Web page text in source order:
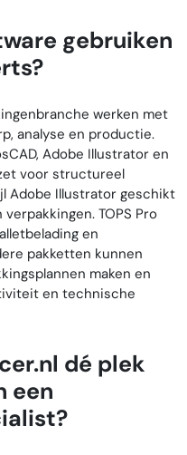
gebruiken
werken met
analyse en productie.
Adobe Illustrator en
voor structureel
Adobe Illustrator geschikt
TOPS Pro
en
pakketten kunnen
maken en
en technische
dé plek
een